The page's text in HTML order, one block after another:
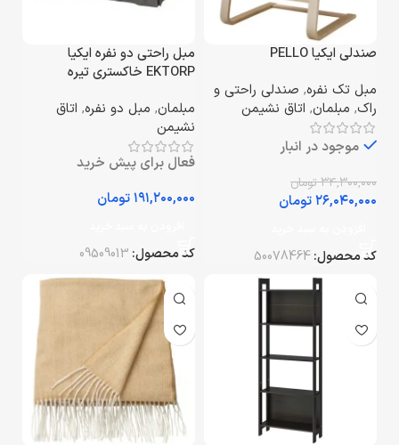
صندلی ایکیا PELLO
مبل تک نفره, صندلی راحتی و
راک, مبلمان, اتاق نشیمن
موجود در انبار
۳۴,۳۰۰,۰۰۰تومان
۲۶,۰۴۰,۰۰۰تومان
کد محصول:50078464
مبل راحتی دو نفره ایکیا
EKTORP خاکستری تیره
مبلمان, مبل دو نفره, اتاق
نشیمن
فعال برای پیش خرید
تومان
کد محصول: 09509013